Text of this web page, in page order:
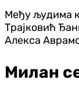
Међу људима
Трајковић
Алекса
Милан